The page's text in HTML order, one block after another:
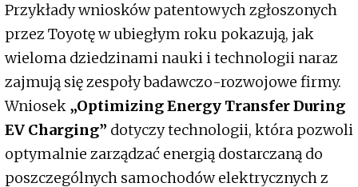
Przykłady wniosków patentowych zgłoszonych
przez Toyotę w ubiegłym roku pokazują, jak
wieloma dziedzinami nauki i technologii naraz
zajmują się zespoły badawczo-rozwojowe firmy.
Wniosek „Optimizing Energy Transfer During
EV Charging” dotyczy technologii, która pozwoli
optymalnie zarządzać energią dostarczaną do
poszczególnych samochodów elektrycznych z